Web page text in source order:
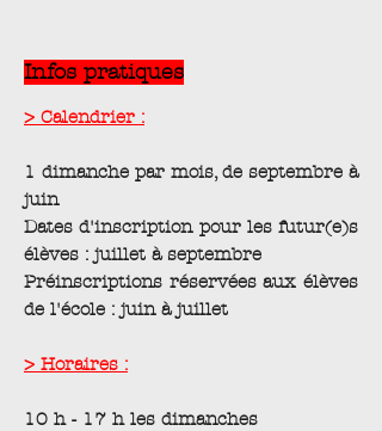
Infos pratiques
> Calendrier :
1 dimanche par mois, de septembre à
juin
Dates d'inscription pour les futur(e)s
élèves : juillet à septembre
Préinscriptions réservées aux élèves
de l'école : juin à juillet
> Horaires :
10 h - 17 h les dimanches